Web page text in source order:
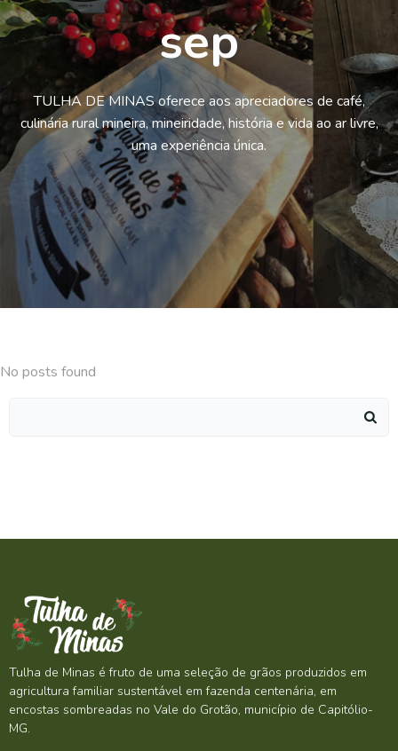
sep
TULHA DE MINAS oferece aos apreciadores de café,
culinária rural mineira, mineiridade, história e vida ao ar livre,
uma experiência única.
No posts found
Tulha de Minas é fruto de uma seleção de grãos produzidos em
agricultura familiar sustentável em fazenda centenária, em
encostas sombreadas no Vale do Grotão, município de Capitólio-
MG.